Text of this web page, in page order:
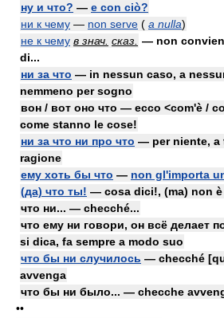
ну и что? — e con ciò?
ни к чему — non serve ( a nulla)
не к чему в знач. сказ.
— non
di...
ни за что — in nessun caso, a
nemmeno per sogno
вон / вот оно что — ecco <com'è /
come stanno le cose!
ни за что ни про что — per niente, a
ragione
ему хоть бы что — non gl'importa
(да) что ты! — cosa dici!, (ma) non
что ни... — checché...
что ему ни говори, он всё делает
si dica, fa sempre a modo suo
что бы ни случилось — checché
avvenga
что бы ни было... — checche
••